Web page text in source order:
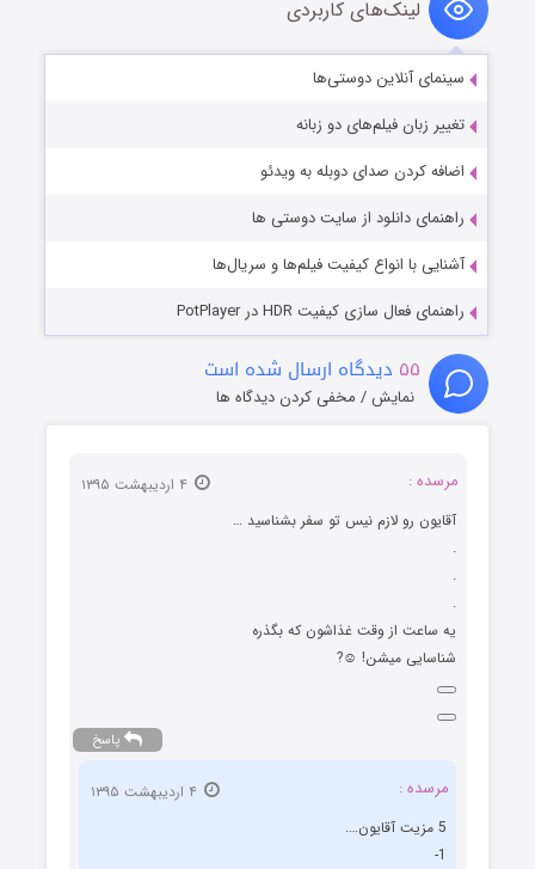
لینک‌های کاربردی
سینمای آنلاین دوستی‌ها
تغییر زبان فیلم‌های دو زبانه
اضافه کردن صدای دوبله به ویدئو
راهنمای دانلود از سایت دوستی ها
آشنایی با انواع کیفیت فیلم‌ها و سریال‌ها
راهنمای فعال سازی کیفیت HDR در PotPlayer
۵۵ دیدگاه ارسال شده است
نمایش / مخفی کردن دیدگاه ها
مرسده :
آقایون رو لازم نیس تو سفر بشناسید …
.
.
.
یه ساعت از وقت غذاشون که بگذره
شناسایی میشن! ☺️?
پاسخ
مرسده :
۴ اردیبهشت ۱۳۹۵
5 مزیت آقایون….
1-